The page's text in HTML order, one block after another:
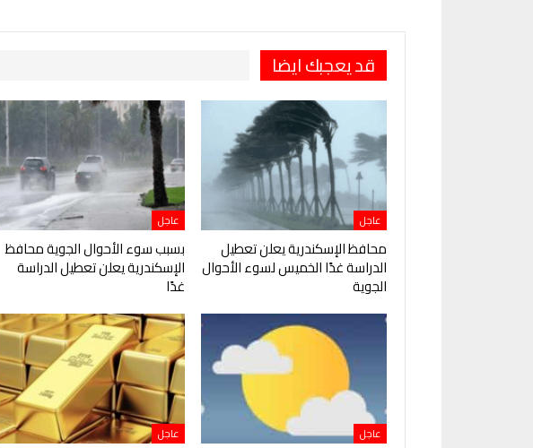
قد يعجبك ايضا
عاجل
محافظ الإسكندرية يعلن تعطيل
الدراسة غدًا الخميس لسوء الأحوال
الجوية
عاجل
بسبب سوء الأحوال الجوية محافظ
الإسكندرية يعلن تعطيل الدراسة
غدًا
عاجل عاجل